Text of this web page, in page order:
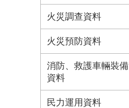
火災調查資料
火災預防資料
消防、救護車輛裝備
資料
民力運用資料